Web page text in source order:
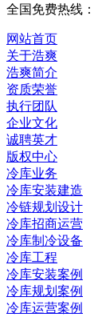
全国免费热线：
网站首页
关于浩爽
浩爽简介
资质荣誉
执行团队
企业文化
诚聘英才
版权中心
冷库业务
冷库安装建造
冷链规划设计
冷库招商运营
冷库制冷设备
冷库工程
冷库安装案例
冷库规划案例
冷库运营案例